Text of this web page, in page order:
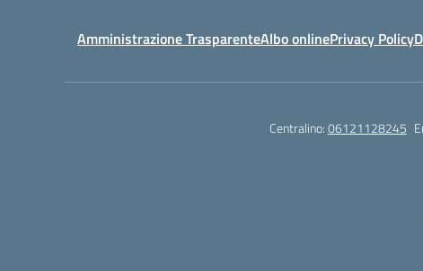
Amministrazione TrasparenteAlbo onlinePrivacy Policy
Centralino:06121128245